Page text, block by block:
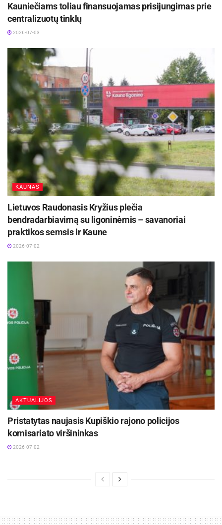
Kauniečiams toliau finansuojamas prisijungimas prie
centralizuotų tinklų
2026-07-03
KAUNAS
Lietuvos Raudonasis Kryžius plečia
bendradarbiavimą su ligoninėmis – savanoriai
praktikos semsis ir Kaune
2026-07-02
AKTUALIJOS
Pristatytas naujasis Kupiškio rajono policijos
komisariato viršininkas
2026-07-02